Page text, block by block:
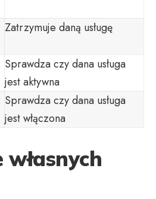
Zatrzymuje daną usługę
Sprawdza czy dana usługa
jest aktywna
Sprawdza czy dana usługa
jest włączona